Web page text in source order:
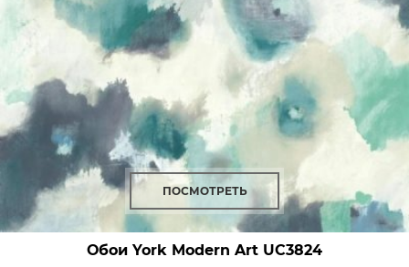
ПОСМОТРЕТЬ
Обои York Modern Art UC3824